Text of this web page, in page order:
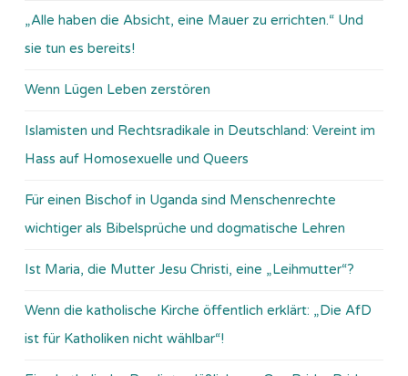
„Alle haben die Absicht, eine Mauer zu errichten.“ Und
sie tun es bereits!
Wenn Lügen Leben zerstören
Islamisten und Rechtsradikale in Deutschland: Vereint im
Hass auf Homosexuelle und Queers
Für einen Bischof in Uganda sind Menschenrechte
wichtiger als Bibelsprüche und dogmatische Lehren
Ist Maria, die Mutter Jesu Christi, eine „Leihmutter“?
Wenn die katholische Kirche öffentlich erklärt: „Die AfD
ist für Katholiken nicht wählbar“!